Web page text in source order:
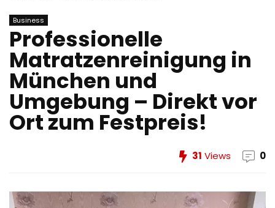
Business
Professionelle
Matratzenreinigung in
München und
Umgebung – Direkt vor
Ort zum Festpreis!
31 Views 0